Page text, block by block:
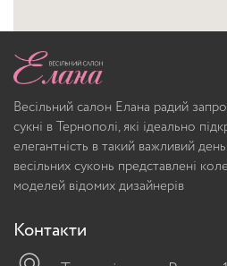
Весільний салон Елана радий
сукні в Тернополі, які ідеально
елегантність в такий важливий
весільних суконь представлені
моделей відомих дизайнерів
Контакти